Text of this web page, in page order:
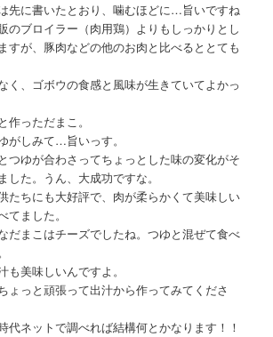
先に書いたとおり、噛むほどに…旨いですね
のブロイラー（肉用鶏）よりもしっかりとし
すが、豚肉などの他のお肉と比べるととても
く、ゴボウの食感と風味が生きていてよかっ
っただまこ。
がしみて…旨いっす。
つゆが合わさってちょっとした味の変化がそ
した。うん、大成功ですな。
たちにも大好評で、肉が柔らかくて美味しい
てました。
だまこはチーズでしたね。つゆと混ぜて食べ
美味しいんですよ。
ょっと頑張って出汁から作ってみてくださ
代ネットで調べれば結構何とかなります！！